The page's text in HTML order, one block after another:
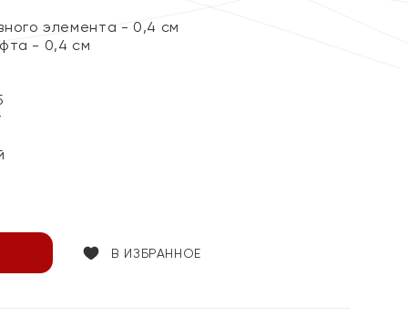
элемента - 0,4 см
- 0,4 см
В ИЗБРАННОЕ